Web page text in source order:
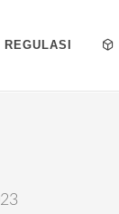
REGULASI